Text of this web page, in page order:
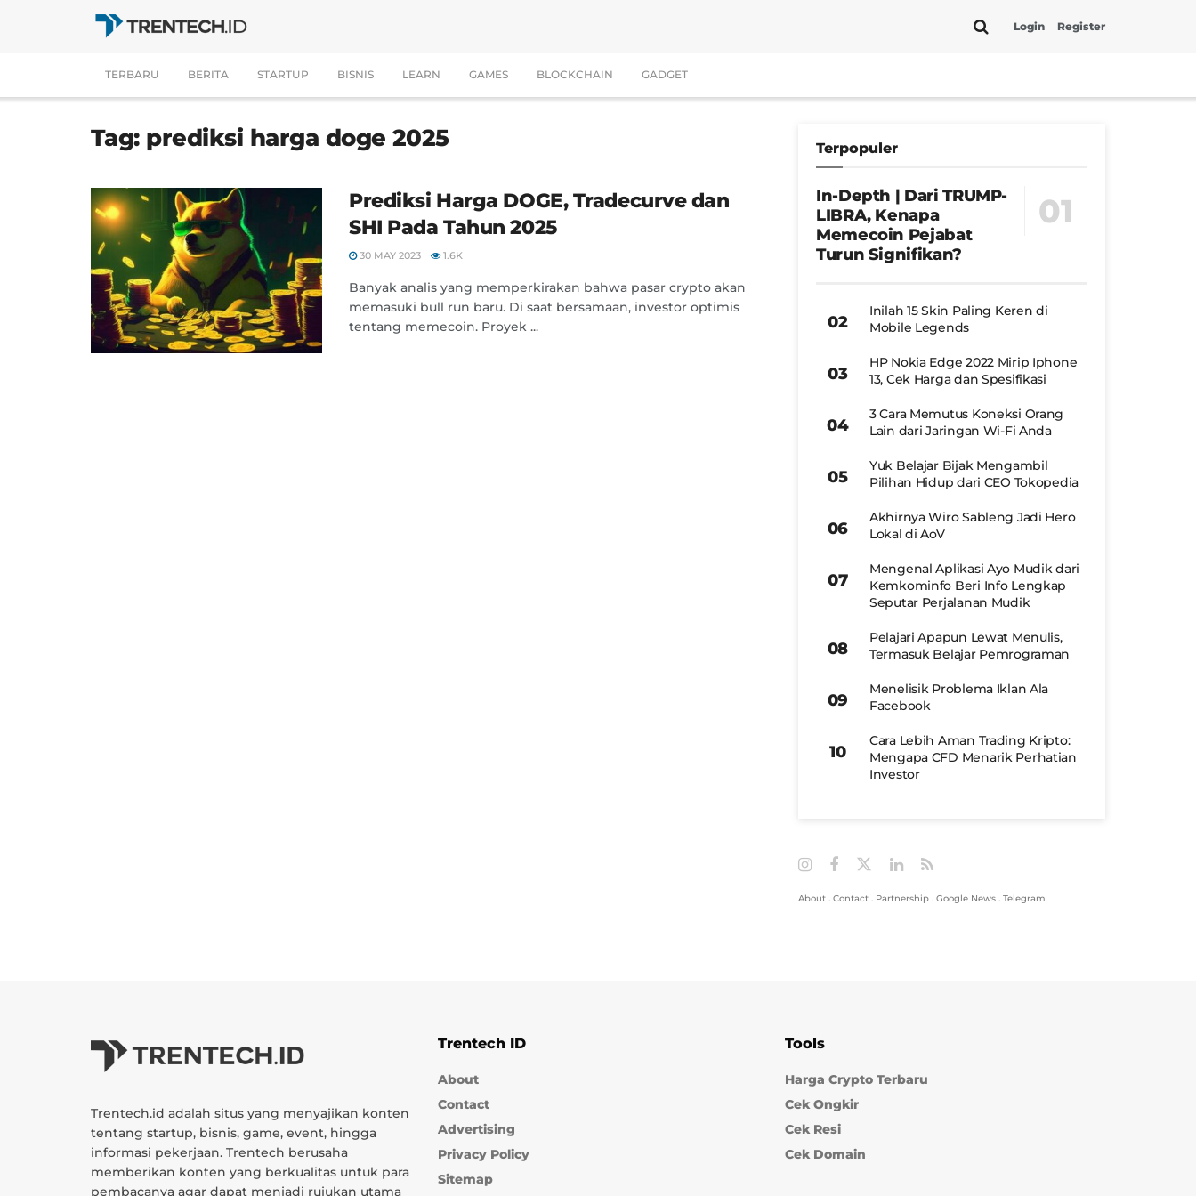
Login Register
TERBARU BERITA STARTUP BISNIS LEARN GAMES BLOCKCHAIN GADGET
Tag: prediksi harga doge 2025
Prediksi Harga DOGE, Tradecurve dan
SHI Pada Tahun 2025
30 MAY 2023 1.6K
Banyak analis yang memperkirakan bahwa pasar crypto akan
memasuki bull run baru. Di saat bersamaan, investor optimis
tentang memecoin. Proyek ...
Terpopuler
In-Depth | Dari TRUMP-
LIBRA, Kenapa
Memecoin Pejabat
Turun Signifikan?
Inilah 15 Skin Paling Keren di
Mobile Legends
HP Nokia Edge 2022 Mirip Iphone
13, Cek Harga dan Spesifikasi
3 Cara Memutus Koneksi Orang
Lain dari Jaringan Wi-Fi Anda
Yuk Belajar Bijak Mengambil
Pilihan Hidup dari CEO Tokopedia
Akhirnya Wiro Sableng Jadi Hero
Lokal di AoV
Mengenal Aplikasi Ayo Mudik dari
Kemkominfo Beri Info Lengkap
Seputar Perjalanan Mudik
Pelajari Apapun Lewat Menulis,
Termasuk Belajar Pemrograman
Menelisik Problema Iklan Ala
Facebook
Cara Lebih Aman Trading Kripto:
Mengapa CFD Menarik Perhatian
Investor
About . Contact . Partnership . Google News . Telegram
Trentech.id adalah situs yang menyajikan konten
tentang startup, bisnis, game, event, hingga
informasi pekerjaan. Trentech berusaha
memberikan konten yang berkualitas untuk para
pembacanya agar dapat menjadi rujukan utama
Trentech ID
About
Contact
Advertising
Privacy Policy
Sitemap
Tools
Harga Crypto Terbaru
Cek Ongkir
Cek Resi
Cek Domain